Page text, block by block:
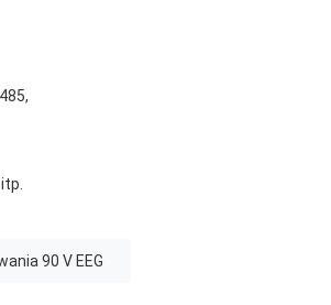
90 V EEG